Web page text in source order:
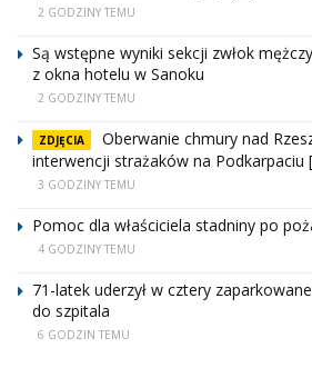
2 GODZINY TEMU
Są wstępne wyniki sekcji zwłok
z okna hotelu w Sanoku
2 GODZINY TEMU
ZDJĘCIA
Oberwanie chmury nad
interwencji strażaków na Podkarpaciu
3 GODZINY TEMU
Pomoc dla właściciela stadniny po
4 GODZINY TEMU
71-latek uderzył w cztery
do szpitala
6 GODZIN TEMU